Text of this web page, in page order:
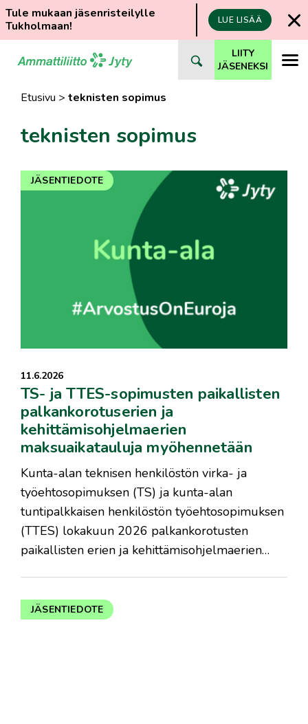
Tule mukaan jäsenristeilylle
Tukholmaan!
LUE LISÄÄ
suoraan
LIITY
JÄSENEKSI
Etusivu > teknisten sopimus
teknisten sopimus
JÄSENTIEDOTE
11.6.2026
TS- ja TTES-sopimusten paikallisten
palkankorotuserien ja
kehittämisohjelmaerien
maksuaikatauluja myöhennetään
Kunta-alan teknisen henkilöstön virka- ja
työehtosopimuksen (TS) ja kunta-alan
tuntipalkkaisen henkilöstön työehtosopimuksen
(TTES) lokakuun 2026 palkankorotusten
paikallisten erien ja kehittämisohjelmaerien…
JÄSENTIEDOTE